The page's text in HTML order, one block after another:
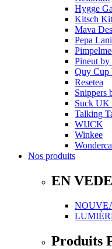
Hygge
Kitsch
Mava
Pepa Lani
Pineut by
Quy Cup
Resetea
Snippers
Suck UK
Talking
WIJCK
Winkee
Nos produits
EN
Produits